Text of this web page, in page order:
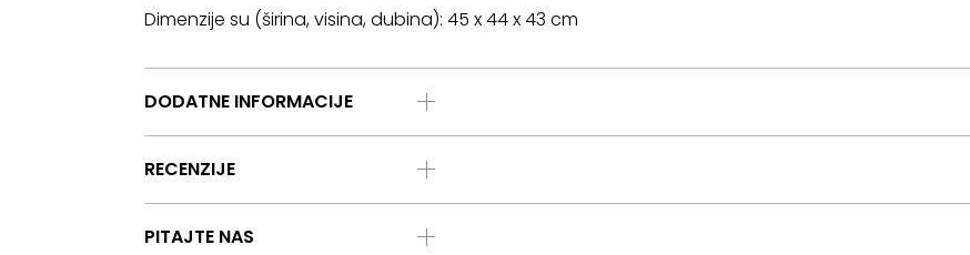
Dimenzije su (širina, visina, dubina): 45 x 44 x 43 cm
DODATNE INFORMACIJE
RECENZIJE
PITAJTE NAS